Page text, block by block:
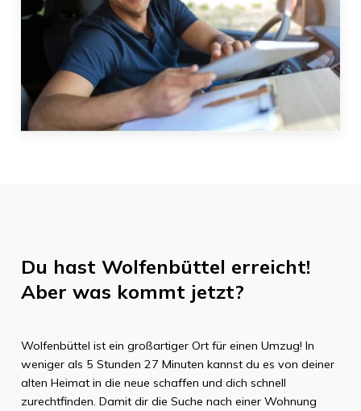
Du hast Wolfenbüttel erreicht!
Aber was kommt jetzt?
Wolfenbüttel ist ein großartiger Ort für einen Umzug! In
weniger als 5 Stunden 27 Minuten kannst du es von deiner
alten Heimat in die neue schaffen und dich schnell
zurechtfinden. Damit dir die Suche nach einer Wohnung